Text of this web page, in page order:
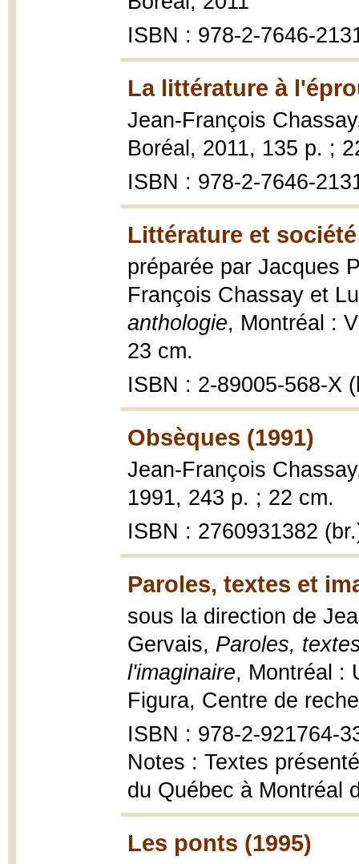
ISBN : 978-2-7646-
La littérature à
Jean-François
Boréal, 2011, 135 p. ;
ISBN : 978-2-7646-
Littérature et société
préparée par Jacques
François Chassay et
anthologie, Montréal :
23 cm.
ISBN : 2-89005-568-X
Obsèques (1991)
Jean-François
1991, 243 p. ; 22 cm.
ISBN : 2760931382
Paroles, textes et
sous la direction de
Gervais, Paroles,
l'imaginaire, Montréal :
Figura, Centre de
ISBN : 978-2-921764-
Notes : Textes
du Québec à Montréal
Les ponts (1995)